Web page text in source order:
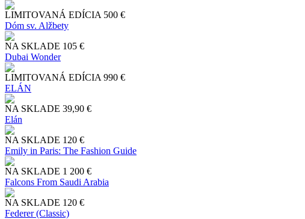
LIMITOVANÁ EDÍCIA 500 €
Dóm sv. Alžbety
NA SKLADE 105 €
Dubai Wonder
LIMITOVANÁ EDÍCIA 990 €
ELÁN
NA SKLADE 39,90 €
Elán
NA SKLADE 120 €
Emily in Paris: The Fashion Guide
NA SKLADE 1 200 €
Falcons From Saudi Arabia
NA SKLADE 120 €
Federer (Classic)